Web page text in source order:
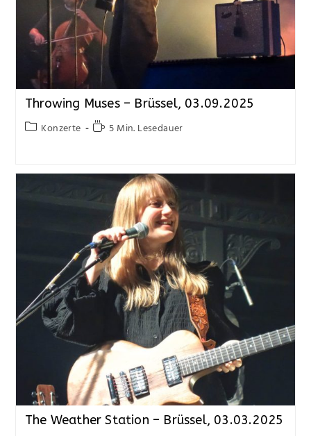
Throwing Muses – Brüssel, 03.09.2025
Konzerte 5 Min. Lesedauer
The Weather Station – Brüssel, 03.03.2025